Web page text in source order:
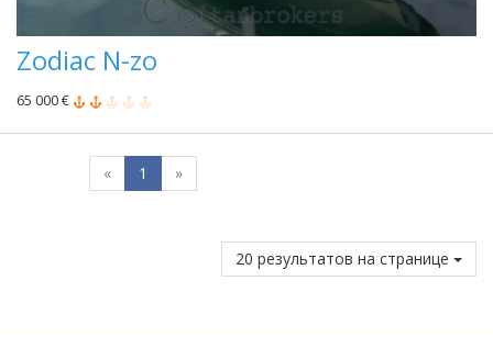
Zodiac N-zo
65 000 €
« 1 »
20 результатов на странице